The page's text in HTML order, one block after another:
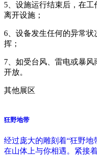
5、设施运行结束后，在
离开设施；
6、设备发生任何的异常
挥；
7、如受台风、雷电或暴
开放。
其他展区
狂野地带
经过庞大的雕刻着“狂野地
在山体上与你相遇。紧接